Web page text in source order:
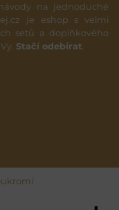
na jednoduché
je eshop s velmi
setů a doplňkového
Stačí odebírat